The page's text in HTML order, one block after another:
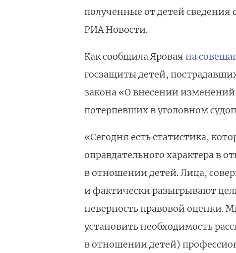
полученные от детей
РИА Новости.
Как сообщила Яровая на
госзащиты детей,
закона «О внесении
потерпевших в уголовном
«Сегодня есть статистика,
оправдательного характера в
в отношении детей. Лица,
и фактически разыгрывают
неверность правовой оценки.
установить необходимость
в отношении детей)